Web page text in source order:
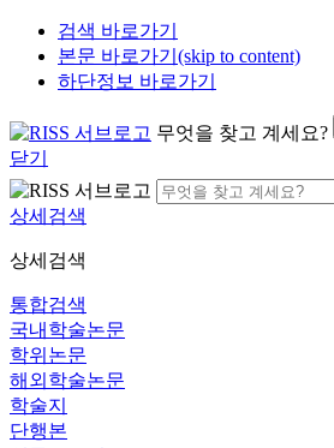
검색 바로가기
본문 바로가기(skip to content)
하단정보 바로가기
무엇을 찾고 계세요?
닫기
상세검색
상세검색
통합검색
국내학술논문
학위논문
해외학술논문
학술지
단행본